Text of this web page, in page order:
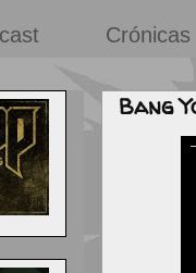
Crónicas
Bang